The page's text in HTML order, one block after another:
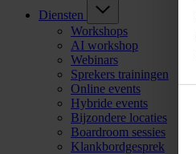
Diensten
Workshops
AI workshop
Webinars
Sprekers trainingen
Online events
Hybride events
Bijzondere locaties
Boardroom sessies
Klankbordgesprek